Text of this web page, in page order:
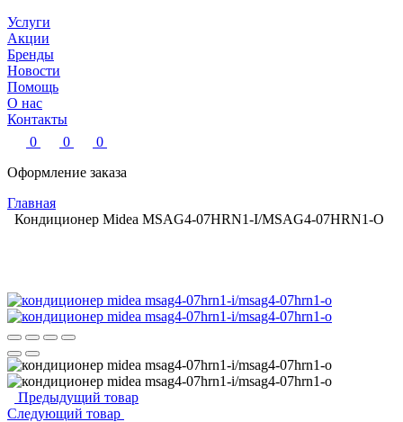
Услуги
Акции
Бренды
Новости
Помощь
О нас
Контакты
0
0
0
Оформление заказа
Главная
Кондиционер Midea MSAG4-07HRN1-I/MSAG4-07HRN1-O
Предыдущий товар
Следующий товар